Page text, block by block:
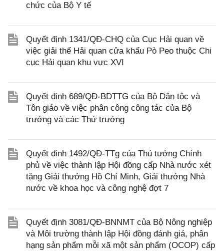
chức của Bộ Y tế
Quyết định 1341/QĐ-CHQ của Cục Hải quan về
việc giải thể Hải quan cửa khẩu Pò Peo thuộc Chi
cục Hải quan khu vực XVI
Quyết định 689/QĐ-BDTTG của Bộ Dân tộc và
Tôn giáo về việc phân công công tác của Bộ
trưởng và các Thứ trưởng
Quyết định 1492/QĐ-TTg của Thủ tướng Chính
phủ về việc thành lập Hội đồng cấp Nhà nước xét
tặng Giải thưởng Hồ Chí Minh, Giải thưởng Nhà
nước về khoa học và công nghệ đợt 7
Quyết định 3081/QĐ-BNNMT của Bộ Nông nghiệp
và Môi trường thành lập Hội đồng đánh giá, phân
hạng sản phẩm mỗi xã một sản phẩm (OCOP) cấp